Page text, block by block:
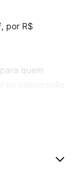
por R$
quem
de
do Cocotá,